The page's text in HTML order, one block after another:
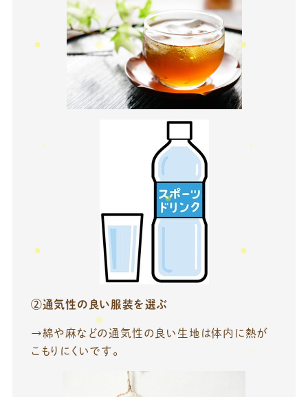
②通気性の良い服装を選ぶ
→綿や麻などの通気性の良い生地は体内に熱が
こもりにくいです。